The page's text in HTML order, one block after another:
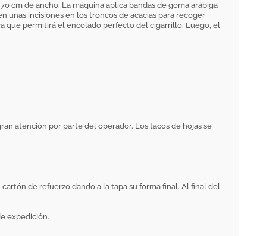
cm de ancho. La máquina aplica bandas de goma arábiga
unas incisiones en los troncos de acacias para recoger
que permitirá el encolado perfecto del cigarrillo. Luego, el
atención por parte del operador. Los tacos de hojas se
de refuerzo dando a la tapa su forma final. Al final del
expedición.